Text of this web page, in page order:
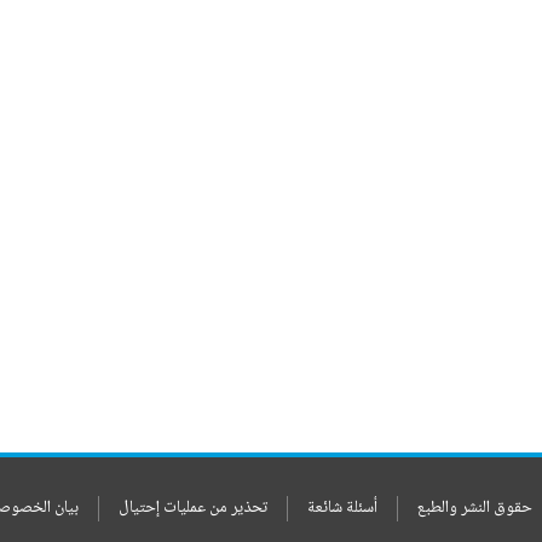
حقوق النشر والطبع أسئلة شائعة تحذير من عمليات إحتيال بيان